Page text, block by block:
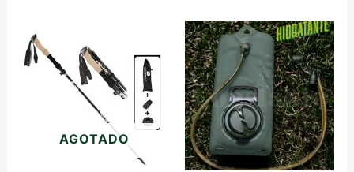
AGOTADO
producto
tiene
múltiples
opciones